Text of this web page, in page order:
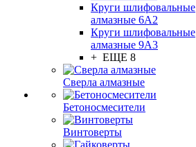
Круги шлифовальные
алмазные 6A2
Круги шлифовальные
алмазные 9А3
+ ЕЩЕ 8
Сверла алмазные
Бетоносмесители
Винтоверты